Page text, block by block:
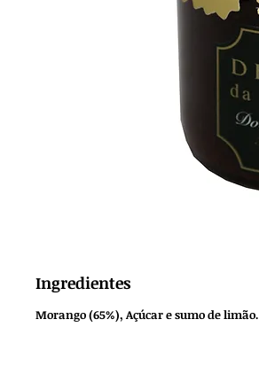
Ingredientes
Morango (65%), Açúcar e sumo de limão.